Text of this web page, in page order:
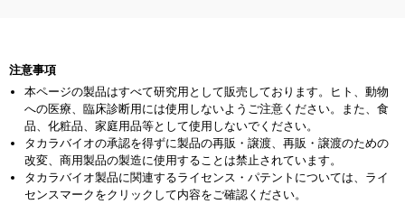
注意事項
本ページの製品はすべて研究用として販売しております。ヒト、動物
への医療、臨床診断用には使用しないようご注意ください。また、食
品、化粧品、家庭用品等として使用しないでください。
タカラバイオの承認を得ずに製品の再販・譲渡、再販・譲渡のための
改変、商用製品の製造に使用することは禁止されています。
タカラバイオ製品に関連するライセンス・パテントについては、ライ
センスマークをクリックして内容をご確認ください。